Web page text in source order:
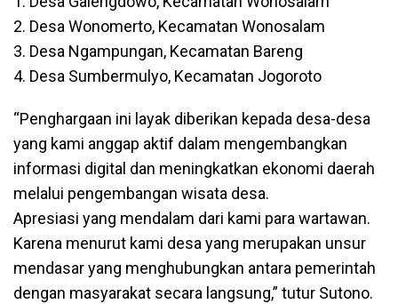
2. Desa Wonomerto, Kecamatan Wonosalam
3. Desa Ngampungan, Kecamatan Bareng
4. Desa Sumbermulyo, Kecamatan Jogoroto
“Penghargaan ini layak diberikan kepada desa-desa
yang kami anggap aktif dalam mengembangkan
informasi digital dan meningkatkan ekonomi daerah
melalui pengembangan wisata desa.
Apresiasi yang mendalam dari kami para wartawan.
Karena menurut kami desa yang merupakan unsur
mendasar yang menghubungkan antara pemerintah
dengan masyarakat secara langsung,” tutur Sutono.